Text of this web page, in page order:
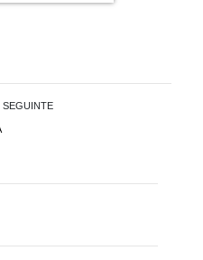
SEGUINTE